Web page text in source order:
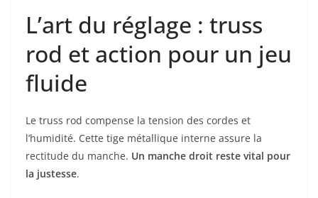
L’art du réglage : truss
rod et action pour un jeu
fluide
Le truss rod compense la tension des cordes et
l’humidité. Cette tige métallique interne assure la
rectitude du manche. Un manche droit reste vital pour
la justesse.